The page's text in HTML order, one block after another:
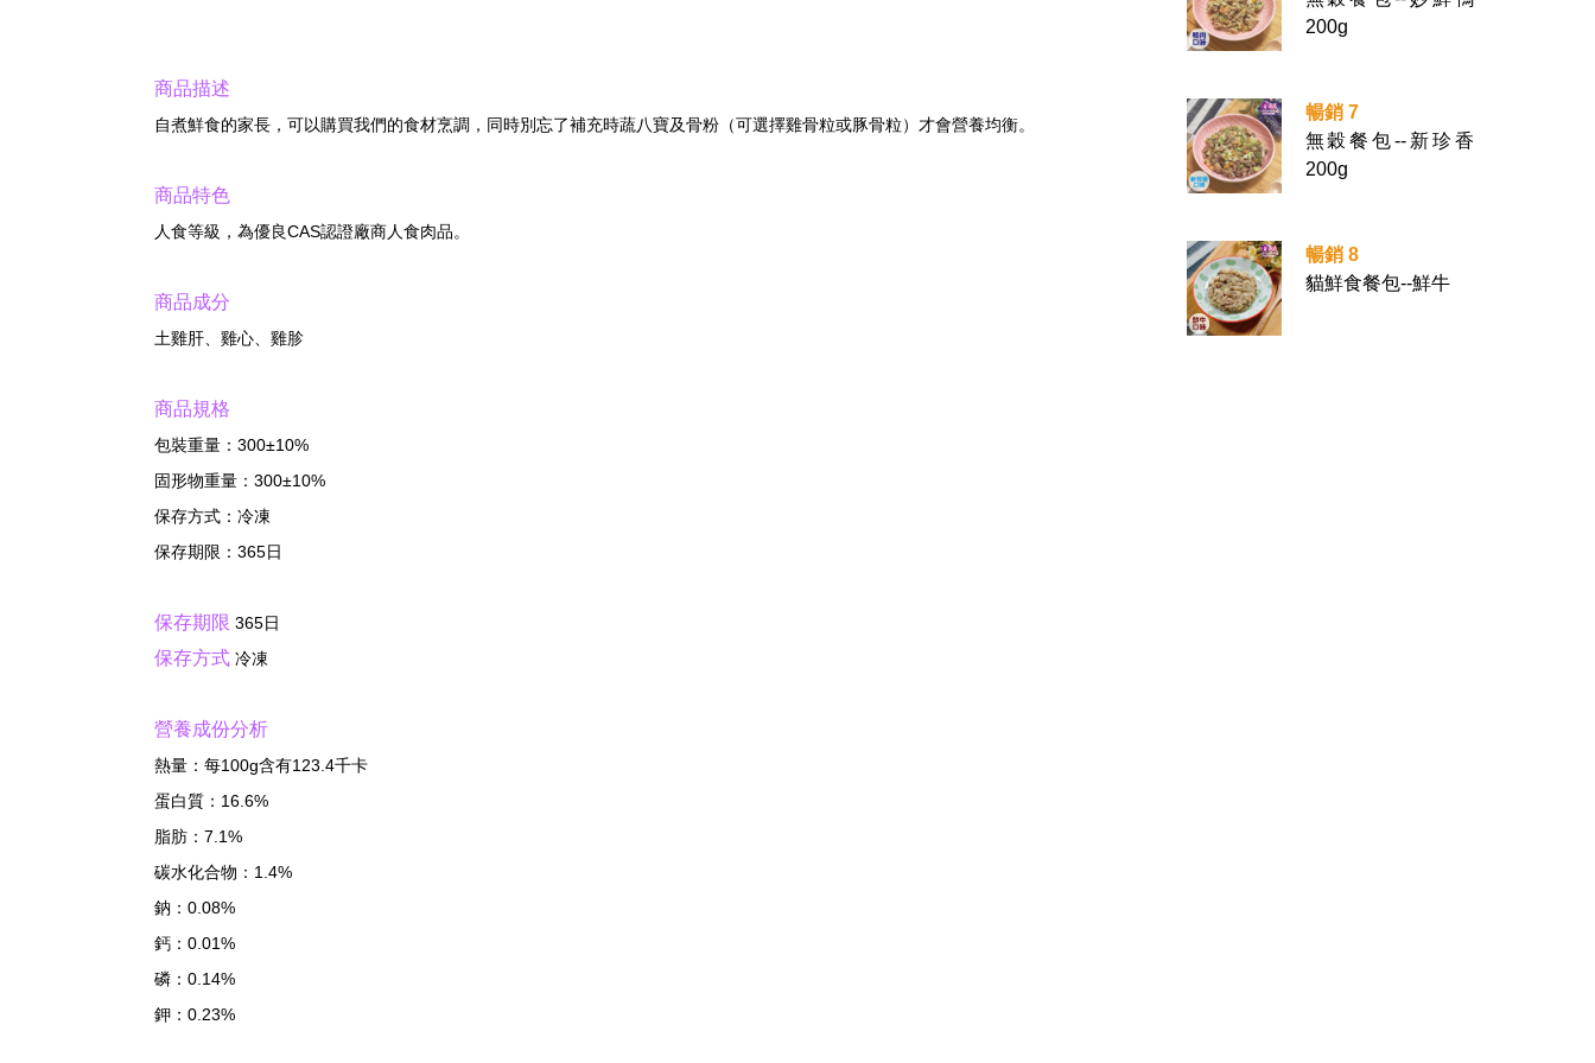
商品描述
自煮鮮食的家長，可以購買我們的食材烹調，同時別忘了補充時蔬八寶及骨粉（可選擇雞骨粒或豚骨粒）才會營養均衡。
商品特色
人食等級，為優良CAS認證廠商人食肉品。
商品成分
土雞肝、雞心、雞胗
商品規格
包裝重量：300±10%
固形物重量：300±10%
保存方式：冷凍
保存期限：365日
保存期限 365日
保存方式 冷凍
營養成份分析
熱量：每100g含有123.4千卡
蛋白質：16.6%
脂肪：7.1%
碳水化合物：1.4%
鈉：0.08%
鈣：0.01%
磷：0.14%
鉀：0.23%
200g
暢銷 7
無穀餐包--新珍香
200g
暢銷 8
貓鮮食餐包--鮮牛